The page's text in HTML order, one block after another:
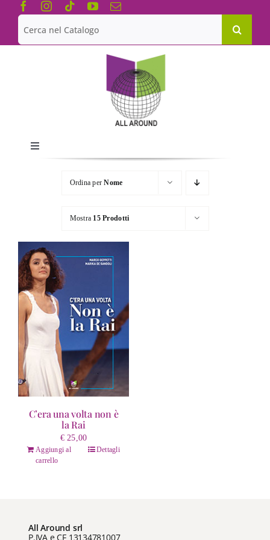
Salta
contenuto
Cerca
per:
Toggle
Navigation
Chi siamo
Le Collane
Catalogo
Ordina perNome
Mostra 15 Prodotti
C’era una volta non è
la Rai
€25,00
Aggiungi al
carrello
Dettagli
All Around srl
P.IVA e CF 13134781007